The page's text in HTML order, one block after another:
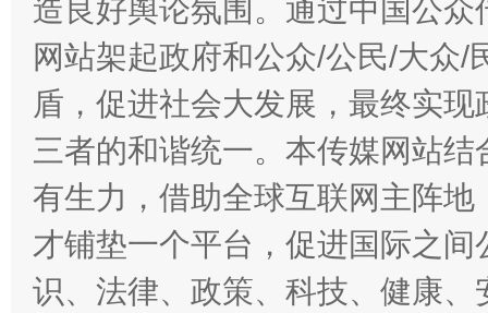
造良好舆论氛围。通过中国公
网站架起政府和公众/公民/大众
盾，促进社会大发展，最终实
三者的和谐统一。本传媒网站
有生力，借助全球互联网主阵
才铺垫一个平台，促进国际之
识、法律、政策、科技、健康